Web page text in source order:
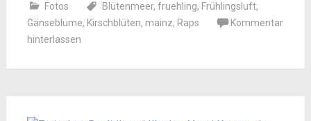
Fotos Blütenmeer, fruehling, Frühlingsluft,
Gänseblume, Kirschblüten, mainz, Raps
Kommentar
hinterlassen